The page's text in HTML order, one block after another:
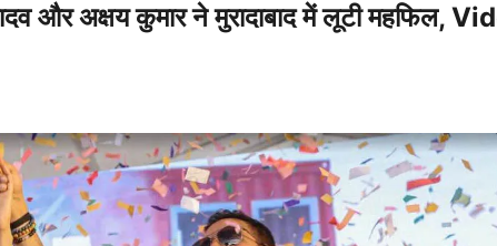
और अक्षय कुमार ने मुरादाबाद में लूटी महफिल,